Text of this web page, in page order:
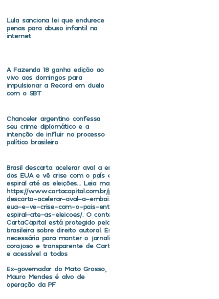
Lula sanciona lei que endurece
penas para abuso infantil na
internet
A Fazenda 18 ganha edição ao
vivo aos domingos para
impulsionar a Record em duelo
com o SBT
Chanceler argentino confessa
seu crime diplomático e a
intenção de influir no processo
político brasileiro
Brasil descarta acelerar aval a embaixador
dos EUA e vê crise com o país entrar em
espiral até as eleições… Leia mais em
https://www.cartacapital.com.br/politica/brasil-
descarta-acelerar-aval-a-embaixador-dos-
eua-e-ve-crise-com-o-pais-entrar-em-
espiral-ate-as-eleicoes/. O conteúdo de
CartaCapital está protegido pela legislação
brasileira sobre direito autoral. Essa defesa é
necessária para manter o jornalismo
corajoso e transparente de CartaCapital vivo
e acessível a todos
Ex-governador do Mato Grosso,
Mauro Mendes é alvo de
operação da PF